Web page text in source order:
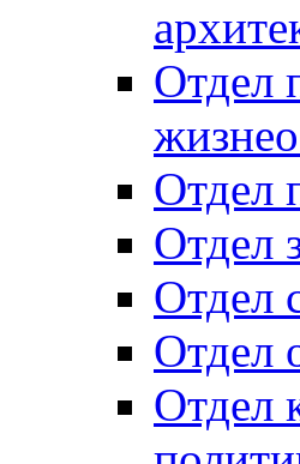
Отдел
Отдел
Отдел
Отдел
Отдел
Отдел